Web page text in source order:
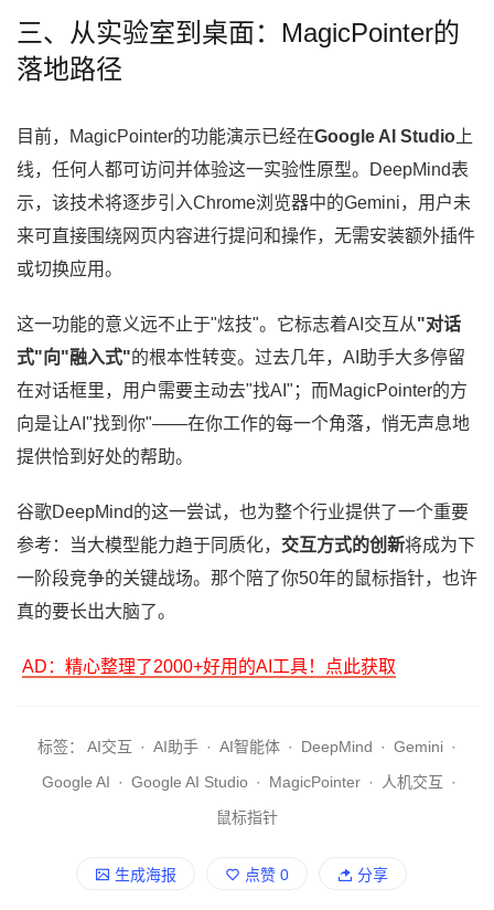
三、从实验室到桌面：MagicPointer的
落地路径
目前，MagicPointer的功能演示已经在Google AI Studio 上
线，任何人都可访问并体验这一实验性原型。DeepMind表
示，该技术将逐步引入Chrome浏览器中的Gemini，用户未
来可直接围绕网页内容进行提问和操作，无需安装额外插件
或切换应用。
这一功能的意义远不止于"炫技"。它标志着AI交互从"对话
式"向"融入式"的根本性转变。过去几年，AI助手大多停留
在对话框里，用户需要主动去"找AI"；而MagicPointer的方
向是让AI"找到你"——在你工作的每一个角落，悄无声息地
提供恰到好处的帮助。
谷歌DeepMind的这一尝试，也为整个行业提供了一个重要
参考：当大模型能力趋于同质化， 交互方式的创新将成为下
一阶段竞争的关键战场。那个陪了你50年的鼠标指针，也许
真的要长出大脑了。
AD：精心整理了2000+好用的AI工具！点此获取
标签： AI交互 · AI助手 · AI智能体 · DeepMind · Gemini ·
Google AI · Google AI Studio · MagicPointer · 人机交互 ·
鼠标指针
生成海报 点赞 0 分享